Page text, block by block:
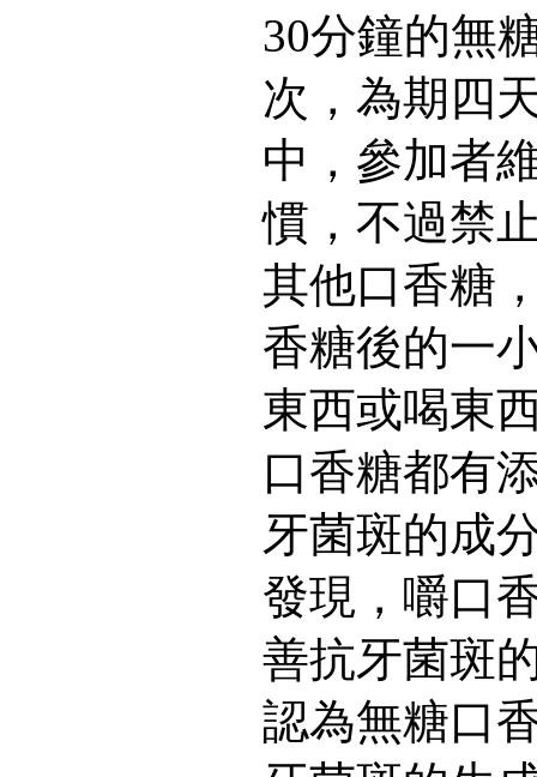
30分鐘的無
次，為期四
中，參加者
慣，不過禁
其他口香糖
香糖後的一
東西或喝東
口香糖都有
牙菌斑的成
發現，嚼口
善抗牙菌斑
認為無糖口